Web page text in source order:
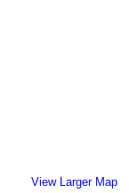
View Larger Map